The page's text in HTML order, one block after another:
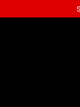
ke